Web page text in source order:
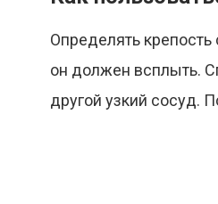
Определять
он должен всплыть.
другой узкий сосуд.